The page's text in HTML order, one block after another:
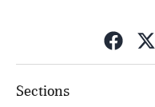
Sections